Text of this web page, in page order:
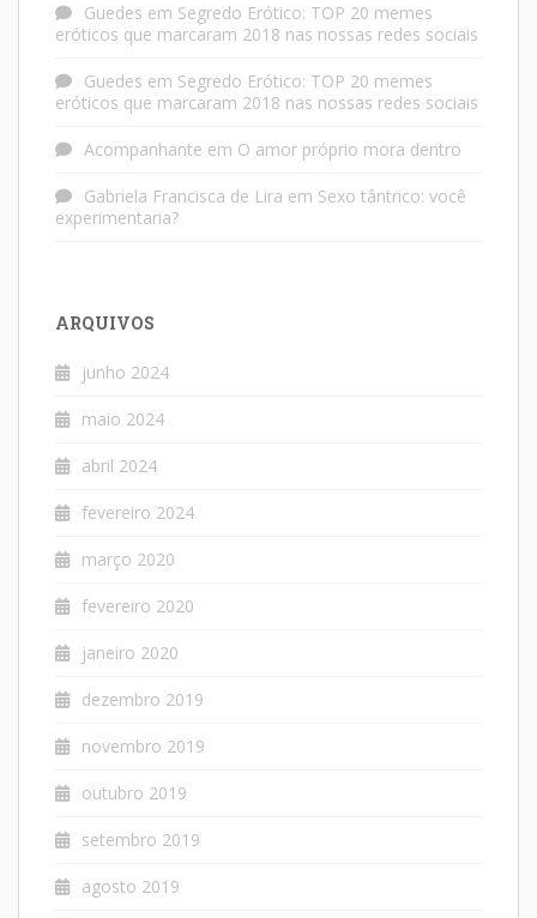
Guedes em Segredo Erótico: TOP 20 memes
eróticos que marcaram 2018 nas nossas redes sociais
Guedes em Segredo Erótico: TOP 20 memes
eróticos que marcaram 2018 nas nossas redes sociais
Acompanhante em O amor próprio mora dentro
Gabriela Francisca de Lira em Sexo tântrico: você
experimentaria?
ARQUIVOS
junho 2024
maio 2024
abril 2024
fevereiro 2024
março 2020
fevereiro 2020
janeiro 2020
dezembro 2019
novembro 2019
outubro 2019
setembro 2019
agosto 2019